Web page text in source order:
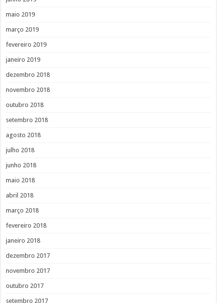
maio 2019
março 2019
fevereiro 2019
janeiro 2019
dezembro 2018
novembro 2018
outubro 2018
setembro 2018
agosto 2018
julho 2018
junho 2018
maio 2018
abril 2018
março 2018
fevereiro 2018
janeiro 2018
dezembro 2017
novembro 2017
outubro 2017
setembro 2017